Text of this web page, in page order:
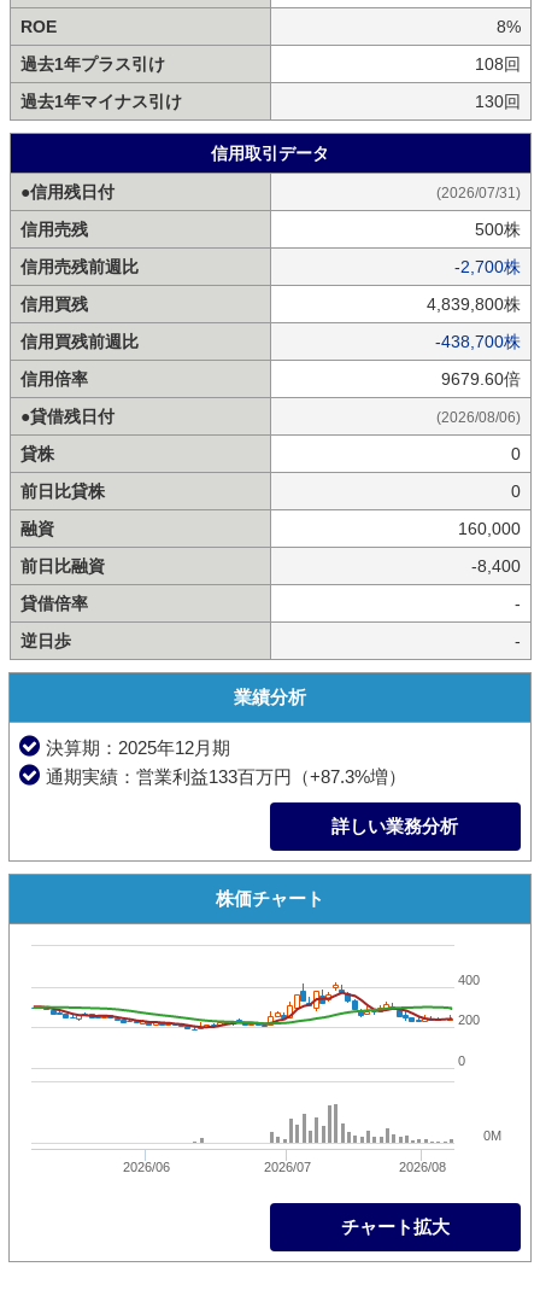
ROE
8%
過去1年プラス引け
108回
過去1年マイナス引け
130回
信用取引データ
●信用残日付
(2026/07/31)
信用売残
500株
信用売残前週比
-2,700株
信用買残
4,839,800株
信用買残前週比
-438,700株
信用倍率
9679.60倍
●貸借残日付
(2026/08/06)
貸株
0
前日比貸株
0
融資
160,000
前日比融資
-8,400
貸借倍率
-
逆日歩
-
業績分析
決算期：2025年12月期
通期実績：営業利益133百万円（+87.3%増）
詳しい業務分析
株価チャート
2026/06 2026/07 2026/08
0
200
400
0M
チャート拡大